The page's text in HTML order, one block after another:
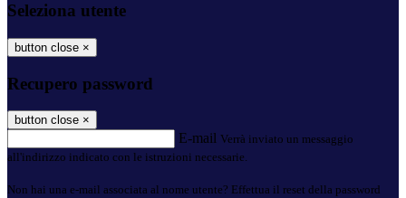
Seleziona utente
button close ×
Recupero password
button close ×
E-mail Verrà inviato un messaggio
all'indirizzo indicato con le istruzioni necessarie.
Non hai una e-mail associata al nome utente? Effettua il reset della password